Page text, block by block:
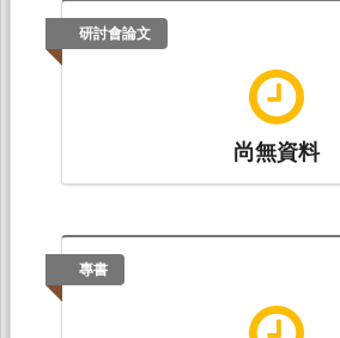
研討會論文
尚無資料
專書